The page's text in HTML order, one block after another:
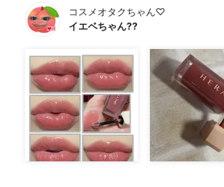
コスメオタクちゃん♡
イエベちゃん??